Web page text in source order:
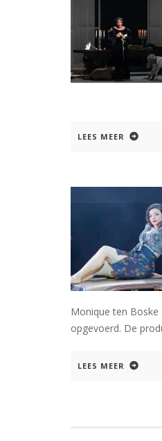
LEES MEER
Monique ten Boske
opgevoerd. De
LEES MEER